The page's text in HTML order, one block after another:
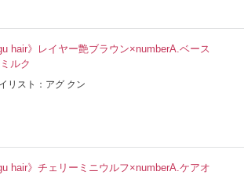
hair》レイヤー艶ブラウン×numberA.ベース
ルク
リスト：アグ クン
hair》チェリーミニウルフ×numberA.ケアオ